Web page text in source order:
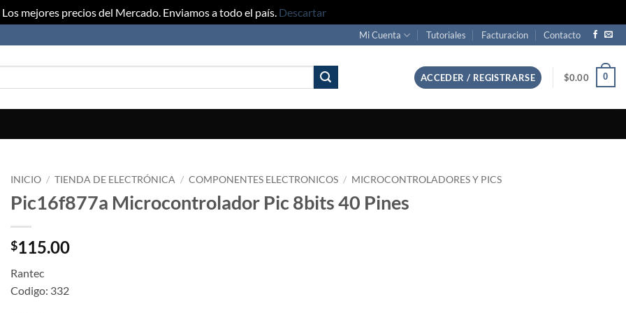
Los mejores precios del Mercado. Enviamos a todo el país. Descartar
Mi Cuenta Tutoriales Facturacion Contacto
ACCEDER / REGISTRARSE $0.00 0
INICIO / TIENDA DE ELECTRÓNICA / COMPONENTES ELECTRONICOS / MICROCONTROLADORES Y PICS
Pic16f877a Microcontrolador Pic 8bits 40 Pines
$115.00
Rantec
Codigo: 332